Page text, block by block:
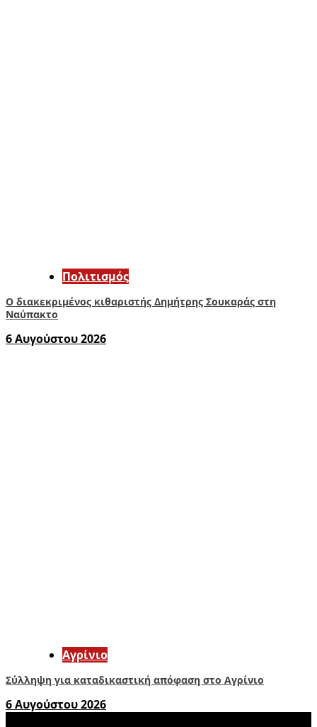
Πολιτισμός
Ο διακεκριμένος κιθαριστής Δημήτρης Σουκαράς στη
Ναύπακτο
6 Αυγούστου 2026
Aγρίνιο
Σύλληψη για καταδικαστική απόφαση στο Αγρίνιο
6 Αυγούστου 2026